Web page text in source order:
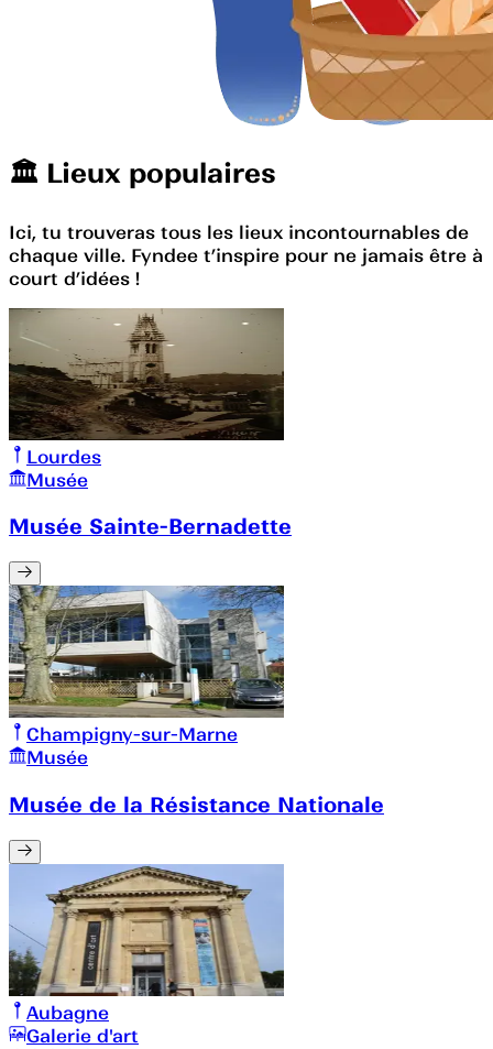
🏛️️ Lieux populaires
Ici, tu trouveras tous les lieux incontournables de
chaque ville. Fyndee t’inspire pour ne jamais être à
court d’idées !
Lourdes
Musée
Musée Sainte-Bernadette
Champigny-sur-Marne
Musée
Musée de la Résistance Nationale
Aubagne
Galerie d'art